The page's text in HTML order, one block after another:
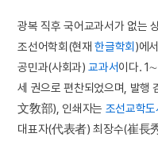
광복 직후 국어교과서가 없는
조선어학회(현재한글학회)에
공민과(사회과)교과서이다.
세 권으로 편찬되었으며, 발행
文敎部), 인쇄자는 조선교학
대표자(代表者) 최장수(崔長